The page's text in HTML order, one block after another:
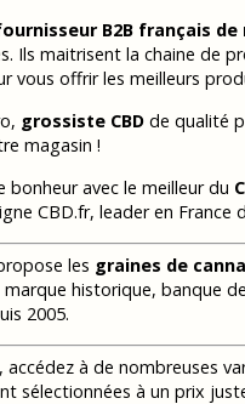
B2B français
Ils maitrisent la chaine de
vous offrir les meilleurs
grossiste CBDde qualité
magasin !
bonheur avec le meilleur du
CBD.fr, leader en France
les graines de
marque historique, banque
2005.
, accédez à de nombreuses
sélectionnées à un prix